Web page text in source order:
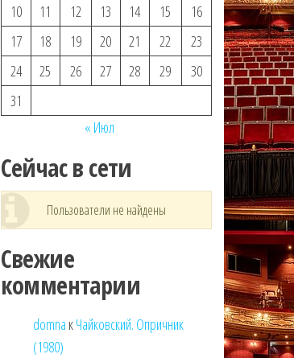
10
11 12 13 14 15
16
17
18 19 20 21 22
23
24
25 26 27 28 29
30
31
« Июл
Сейчас в сети
Пользователи не найдены
Свежие
комментарии
domna кЧайковский. Опричник
(1980)